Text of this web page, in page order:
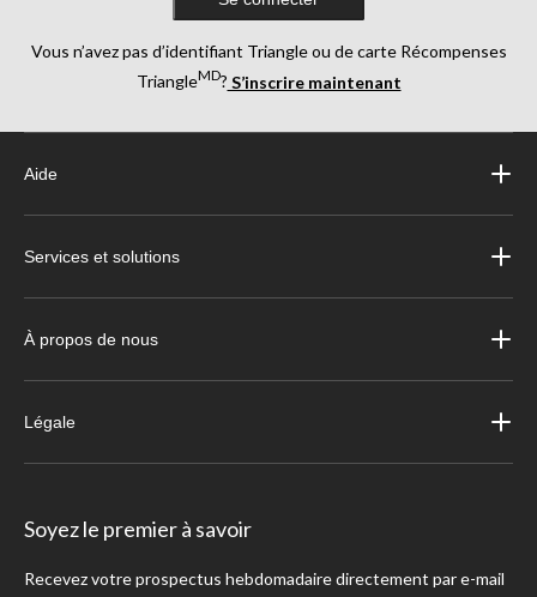
Vous n’avez pas d’identifiant Triangle ou de carte Récompenses
TriangleMD? S’inscrire maintenant
Aide
Services et solutions
À propos de nous
Légale
Soyez le premier à savoir
Recevez votre prospectus hebdomadaire directement par e-mail